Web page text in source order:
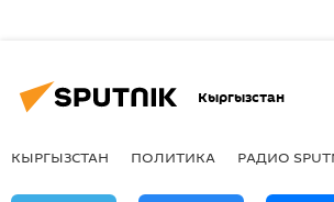
Кыргызстан
КЫРГЫЗСТАН ПОЛИТИКА РАДИО